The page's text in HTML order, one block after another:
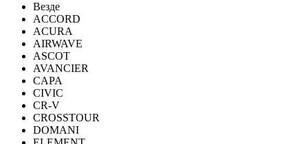
Везде
ACCORD
ACURA
AIRWAVE
ASCOT
AVANCIER
CAPA
CIVIC
CR-V
CROSSTOUR
DOMANI